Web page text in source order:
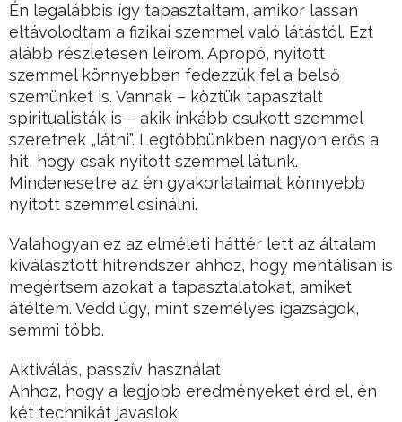
Én legalábbis így tapasztaltam, amikor lassan
eltávolodtam a fizikai szemmel való látástól. Ezt
alább részletesen leírom. Apropó, nyitott
szemmel könnyebben fedezzük fel a belső
szemünket is. Vannak – köztük tapasztalt
spiritualisták is – akik inkább csukott szemmel
szeretnek „látni”. Legtöbbünkben nagyon erős a
hit, hogy csak nyitott szemmel látunk.
Mindenesetre az én gyakorlataimat könnyebb
nyitott szemmel csinálni.
Valahogyan ez az elméleti háttér lett az általam
kiválasztott hitrendszer ahhoz, hogy mentálisan is
megértsem azokat a tapasztalatokat, amiket
átéltem. Vedd úgy, mint személyes igazságok,
semmi több.
Aktiválás, passzív használat
Ahhoz, hogy a legjobb eredményeket érd el, én
két technikát javaslok.